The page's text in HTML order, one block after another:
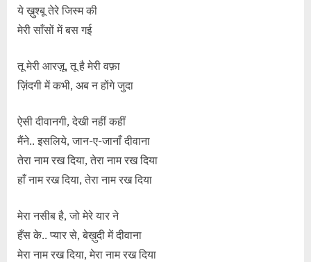
ये ख़ुश्बू तेरे जिस्म की
मेरी साँसों में बस गई
तू मेरी आरज़ू, तू है मेरी वफ़ा
ज़िंदगी में कभी, अब न होंगे जुदा
ऐसी दीवानगी, देखी नहीं कहीं
मैंने.. इसलिये, जान-ए-जानाँ दीवाना
तेरा नाम रख दिया, तेरा नाम रख दिया
हाँ नाम रख दिया, तेरा नाम रख दिया
मेरा नसीब है, जो मेरे यार ने
हँस के.. प्यार से, बेख़ुदी में दीवाना
मेरा नाम रख दिया, मेरा नाम रख दिया